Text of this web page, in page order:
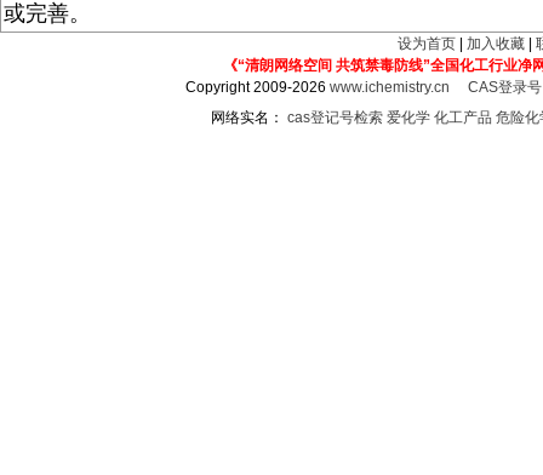
或完善。
设为首页 加入收藏
《“清朗网络空间 共筑禁毒防线”全国化工行业净
Copyright 2009-2026www.ichemistry.cn
CAS登录
网络实名： cas登记号检索 爱化学 化工产品 危险化